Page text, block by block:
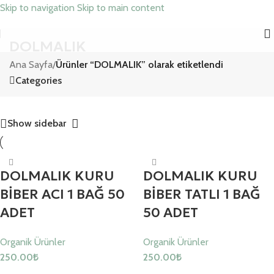
Skip to navigation Skip to main content
Ana Sayfa/Ürünler “DOLMALIK” olarak etiketlendi
Categories
Show sidebar
DOLMALIK KURU
BİBER ACI 1 BAĞ 50
ADET
Organik Ürünler
250.00₺
DOLMALIK KURU
BİBER TATLI 1 BAĞ
50 ADET
Organik Ürünler
250.00₺